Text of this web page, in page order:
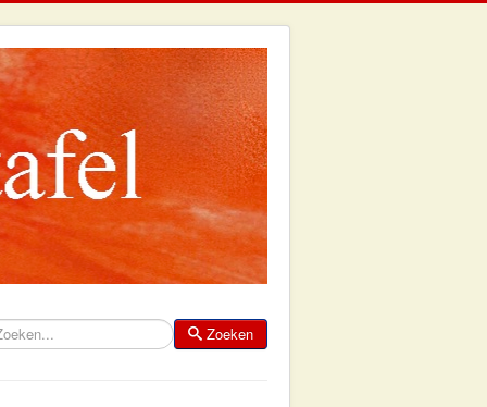
Zoeken